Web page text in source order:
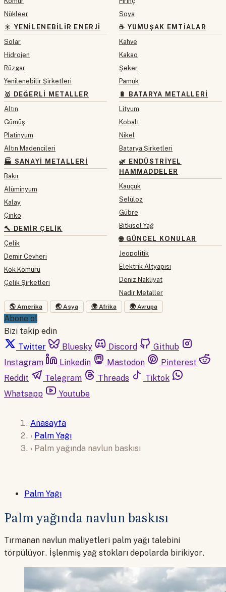
Nükleer
☀️ YENILENEBILIR ENERJI
Solar
Hidrojen
Rüzgar
Yenilenebilir Şirketleri
🥇 DEĞERLI METALLER
Altın
Gümüş
Platinyum
Altın Madencileri
🏭 SANAYI METALLERI
Bakır
Alüminyum
Kalay
Çinko
🔨 DEMIR ÇELIK
Çelik
Demir Cevheri
Kok Kömürü
Çelik Şirketleri
Soya
☕ YUMUŞAK EMTIALAR
Kahve
Kakao
Şeker
Pamuk
🔋 BATARYA METALLERI
Lityum
Kobalt
Nikel
Batarya Şirketleri
🌿 ENDÜSTRIYEL
HAMMADDELER
Kauçuk
Selüloz
Gübre
Bitkisel Yağ
🌐 GÜNCEL KONULAR
Jeopolitik
Elektrik Altyapısı
Deniz Nakliyat
Nadir Metaller
🌎 Amerika 🌏 Asya 🌍 Afrika 🌍 Avrupa
Abone ol
Bizi takip edin
Twitter
Bluesky Discord
Github
Instagram
Linkedin Mastodon
Pinterest
Reddit
Telegram Threads
Tiktok
Whatsapp
Youtube
Anasayfa
› Palm Yağı
› Palm yağında navlun baskısı
Palm Yağı
Palm yağında navlun baskısı
Tırmanan navlun maliyetleri palm yağı talebini
törpülüyor. İşlenmiş yağ stokları depolarda birikiyor.